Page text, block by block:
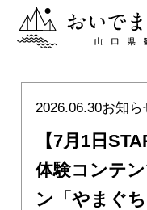
おいでませ山口へー
【7月1日
体験コンテ
ン「やまぐ
2026.06.30お知ら